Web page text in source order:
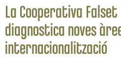
La Cooperativa
diagnostica noves
internacionalització